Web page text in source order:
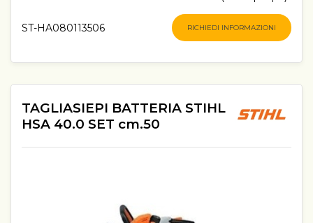
ST-HA080113506 RICHIEDI INFORMAZIONI
TAGLIASIEPI BATTERIA STIHL
HSA 40.0 SET cm.50